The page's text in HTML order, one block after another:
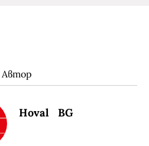
Автор
Hoval BG